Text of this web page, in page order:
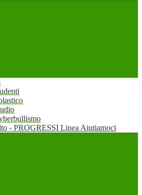
- PROGRESSI Linea Aiutiamoci